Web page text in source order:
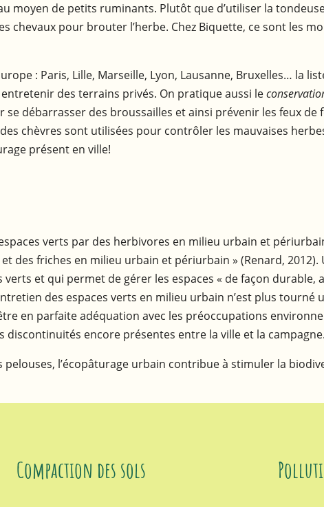
moyen de petits ruminants. Plutôt que d’utiliser la
chevaux pour brouter l’herbe. Chez Biquette, ce sont les
: Paris, Lille, Marseille, Lyon, Lausanne, Bruxelles… la
des terrains privés. On pratique aussi le
débarrasser des broussailles et ainsi prévenir les feux de
chèvres sont utilisées pour contrôler les mauvaises
présent en ville!
verts par des herbivores en milieu urbain et
des friches en milieu urbain et périurbain » (Renard, 2012).
et qui permet de gérer les espaces « de façon durable,
des espaces verts en milieu urbain n’est plus
en parfaite adéquation avec les préoccupations
encore présentes entre la ville et la campagne.
l’écopâturage urbain contribue à stimuler la
Compaction des sols